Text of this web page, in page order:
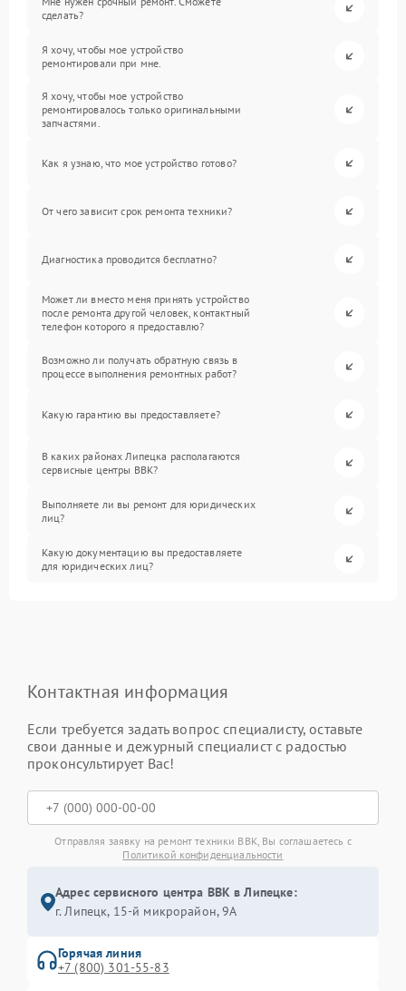
сделать?
Я хочу, чтобы мое устройство
ремонтировали при мне.
Я хочу, чтобы мое устройство
ремонтировалось только оригинальными
запчастями.
Как я узнаю, что мое устройство готово?
От чего зависит срок ремонта техники?
Диагностика проводится бесплатно?
Может ли вместо меня принять устройство
после ремонта другой человек, контактный
телефон которого я предоставлю?
Возможно ли получать обратную связь в
процессе выполнения ремонтных работ?
Какую гарантию вы предоставляете?
В каких районах Липецка располагаются
сервисные центры BBK?
Выполняете ли вы ремонт для юридических
лиц?
Какую документацию вы предоставляете
для юридических лиц?
Контактная информация
Если требуется задать вопрос специалисту, оставьте
свои данные и дежурный специалист с радостью
проконсультирует Вас!
Отправляя заявку на ремонт техники BBK, Вы соглашаетесь с
Политикой конфиденциальности
Адрес сервисного центра BBK в Липецке:
г. Липецк, 15-й микрорайон, 9А
Горячая линия
+7 (800) 301-55-83